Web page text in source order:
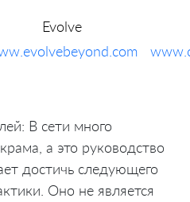
Evolve
В сети много
а это руководство
достичь следующего
Оно не является